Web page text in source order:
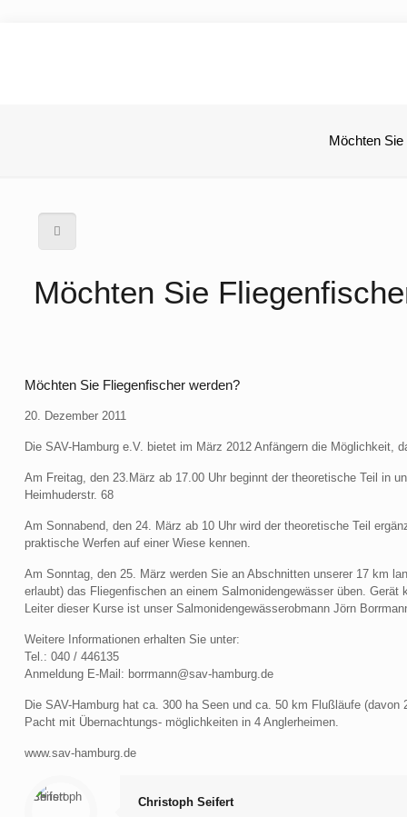
Möchten
Möchten Sie
Möchten Sie Fliegenfischer werden?
20. Dezember 2011
Die SAV-Hamburg e.V. bietet im März 2012 Anfängern die Möglichkeit,
Am Freitag, den 23.März ab 17.00 Uhr beginnt der theoretische Teil in
Heimhuderstr. 68
Am Sonnabend, den 24. März ab 10 Uhr wird der theoretische Teil
praktische Werfen auf einer Wiese kennen.
Am Sonntag, den 25. März werden Sie an Abschnitten unserer 17 km
erlaubt) das Fliegenfischen an einem Salmonidengewässer üben.
Leiter dieser Kurse ist unser Salmonidengewässerobmann Jörn
Weitere Informationen erhalten Sie unter:
Tel.: 040 / 446135
Anmeldung E-Mail: borrmann@sav-hamburg.de
Die SAV-Hamburg hat ca. 300 ha Seen und ca. 50 km Flußläufe
Pacht mit Übernachtungs- möglichkeiten in 4 Anglerheimen.
www.sav-hamburg.de
Christoph Seifert